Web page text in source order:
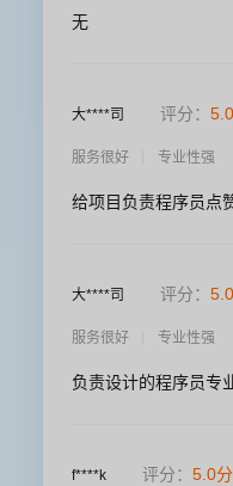
无
大****司 评分： 5.0
服务很好 专业性强
给项目负责程序员点
大****司 评分： 5.0
服务很好 专业性强
负责设计的程序员专
f****k 评分： 5.0分